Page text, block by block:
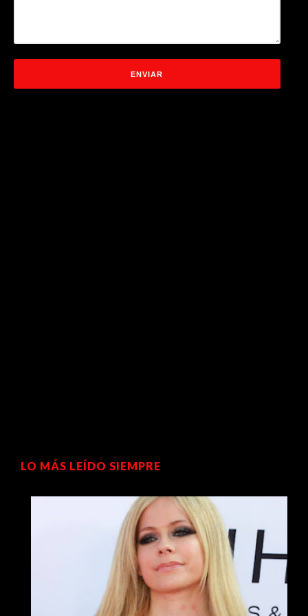
LO MÁS LEÍDO SIEMPRE